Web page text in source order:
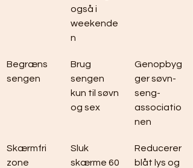
også i
weekende
n
Begræns
sengen
Brug
sengen
kun til søvn
og sex
Genopbyg
ger søvn-
seng-
associatio
nen
Skærmfri
zone
Sluk
skærme 60
Reducerer
blåt lys og